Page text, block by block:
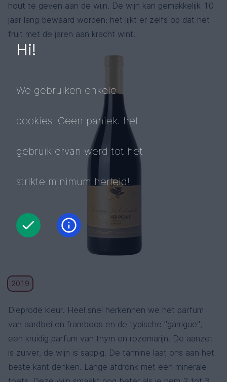
hout te geven aan de wijn. De wijn kan gemakkelijk 10
jaar lang bewaard worden: het lijkt er zelfs op dat het
fruit met de jaren aan kracht wint!
2019
Dieprode kleur. Heel snel herkennen we het parfum
van aardbei en framboos en de typische "garrigue",
een kruidig parfum van thym en rozemarijn. De aanzet
is zuiver, de wijn is sappig. De tannine laat ons aan het
beste kant denken. Lange afdronk met een minerale
Hi!
We gebruiken enkele
cookies. Geen paniek: het
gebruik ervan werd tot het
strikte minimum herleid!